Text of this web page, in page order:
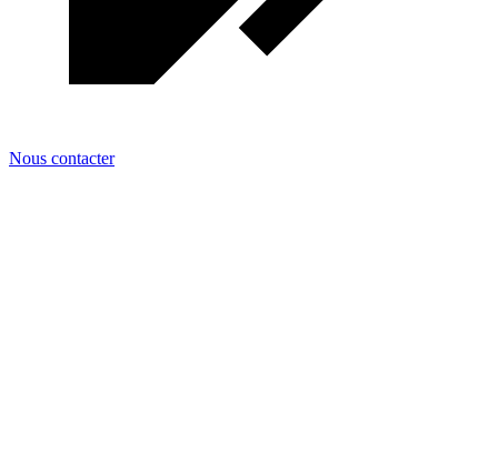
Nous contacter